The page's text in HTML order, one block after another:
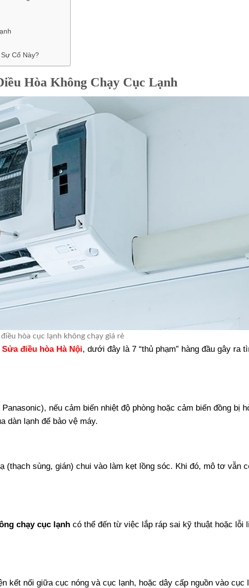
Cố Này?
Hòa Không Chạy Cục Lạnh
hòa cục lạnh không chạy giá rẻ
Sửa điều hòa Hà Nội, dưới đây là 7 “thủ phạm” hàng đầu gây ra
nếu cảm biến nhiệt độ phòng hoặc cảm biến đồng bị
dàn lạnh để bảo vệ máy.
(thạch sùng, gián) chui vào làm kẹt lồng sóc. Khi đó, mô tơ vẫn
chạy cục lạnh có thể đến từ việc lắp ráp sai kỹ thuật hoặc lỗi
kết nối giữa cục nóng và cục lạnh, hoặc dây cấp nguồn vào cục